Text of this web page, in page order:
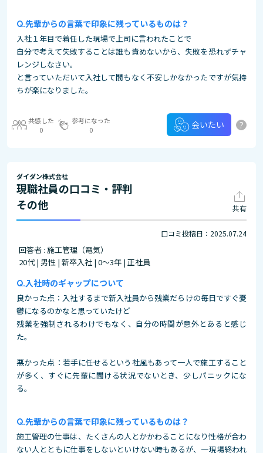
先輩からの言葉で印象に残っているものは？
入社１年目で着任した現場で上司に言われたことで
自分で考えて失敗することは誰も責めないから、失敗を恐れずチャ
レンジしなさい。
と言っていただいて入社して間もなく不安しかなかったですが気持
ちが楽になりました。
共感した
0
参考になった
0
会いたい ?
ダイダン株式会社
現職社員の口コミ・評判
その他
共有
口コミ投稿日：2025.07.24
回答者 : 施工管理（電気）
20代 | 男性 | 新卒入社 | 0～3年 | 正社員
入社時のギャップについて
良かった点：入社するまで新入社員から残業だらけの毎日ですぐ憂
鬱になるのかなと思っていたけど
残業を強制されるわけでもなく、自分の時間が意外とあると感じ
た。
悪かった点：若手に任せるという社風もあって一人で施工すること
が多く、すぐに先輩に聞ける状況でないとき、少しパニックにな
る。
先輩からの言葉で印象に残っているものは？
施工管理の仕事は、たくさんの人とかかわることになり性格が合わ
ない人とともに仕事をしないといけない時もあるが、一現場終われ